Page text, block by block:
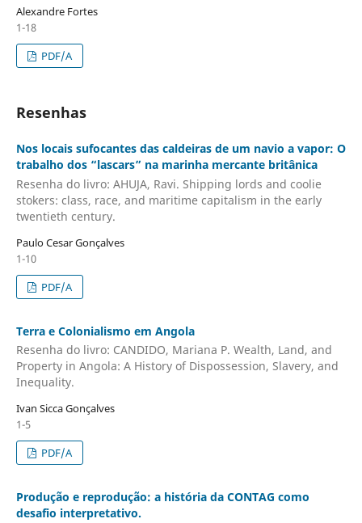
Alexandre Fortes
1-18
PDF/A
Resenhas
Nos locais sufocantes das caldeiras de um navio a vapor: O
trabalho dos “lascars” na marinha mercante britânica
Resenha do livro: AHUJA, Ravi. Shipping lords and coolie
stokers: class, race, and maritime capitalism in the early
twentieth century.
Paulo Cesar Gonçalves
1-10
PDF/A
Terra e Colonialismo em Angola
Resenha do livro: CANDIDO, Mariana P. Wealth, Land, and
Property in Angola: A History of Dispossession, Slavery, and
Inequality.
Ivan Sicca Gonçalves
1-5
PDF/A
Produção e reprodução: a história da CONTAG como
desafio interpretativo.